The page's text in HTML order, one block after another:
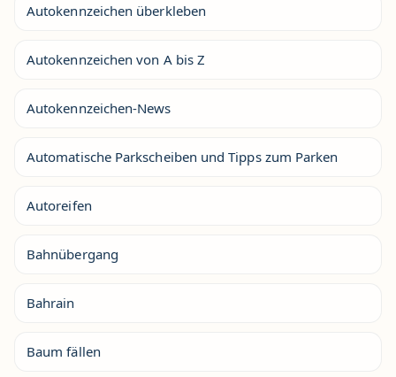
Autokennzeichen überkleben
Autokennzeichen von A bis Z
Autokennzeichen-News
Automatische Parkscheiben und Tipps zum Parken
Autoreifen
Bahnübergang
Bahrain
Baum fällen